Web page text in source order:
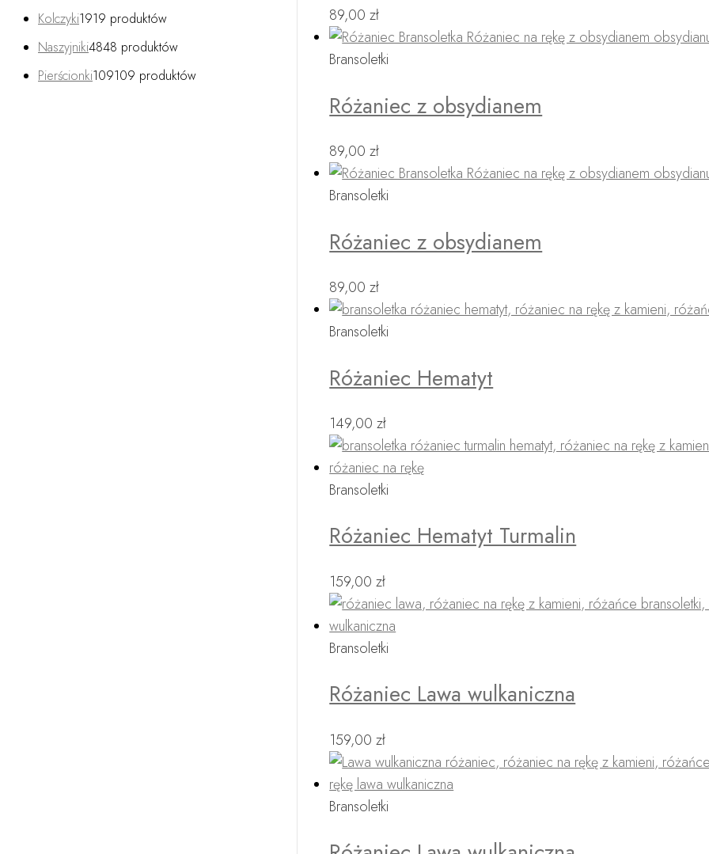
Kolczyki1919 produktów
Naszyjniki4848 produktów
Pierścionki109109 produktów
89,00zł
Bransoletki
Różaniec z obsydianem
89,00zł
Bransoletki
Różaniec z obsydianem
89,00zł
Bransoletki
Różaniec Hematyt
149,00zł
Bransoletki
Różaniec Hematyt Turmalin
159,00zł
Bransoletki
Różaniec Lawa wulkaniczna
159,00zł
Bransoletki